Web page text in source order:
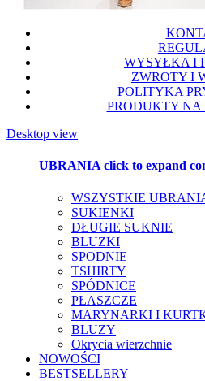
WYSYŁKA I
ZWROTY I
POLITYKA
PRODUKTY
Desktop view
UBRANIAclick to expand
WSZYSTKIE
SUKIENKI
DŁUGIE SUKNIE
BLUZKI
SPODNIE
TSHIRTY
SPÓDNICE
PŁASZCZE
MARYNARKI I
BLUZY
Okrycia wierzchnie
NOWOŚCI
BESTSELLERY